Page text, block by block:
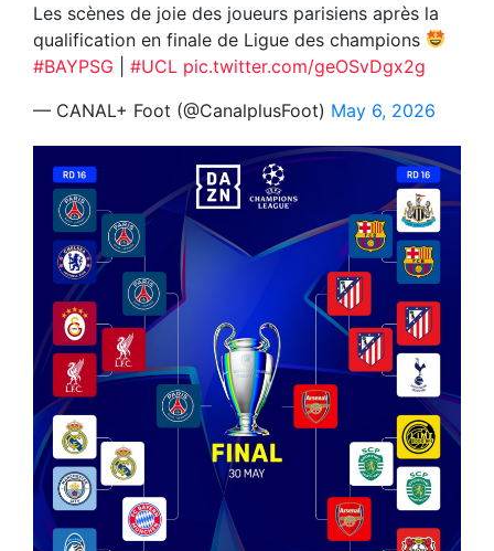
Les scènes de joie des joueurs parisiens après la
qualification en finale de Ligue des champions
#BAYPSG
#UCL pic.twitter.com/geOSvDgx2g
— CANAL+ Foot (@CanalplusFoot) May 6, 2026